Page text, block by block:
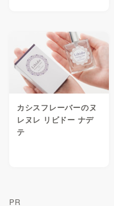
カシスフレーバーのヌ
レヌレ リビドー ナデ
テ
PR